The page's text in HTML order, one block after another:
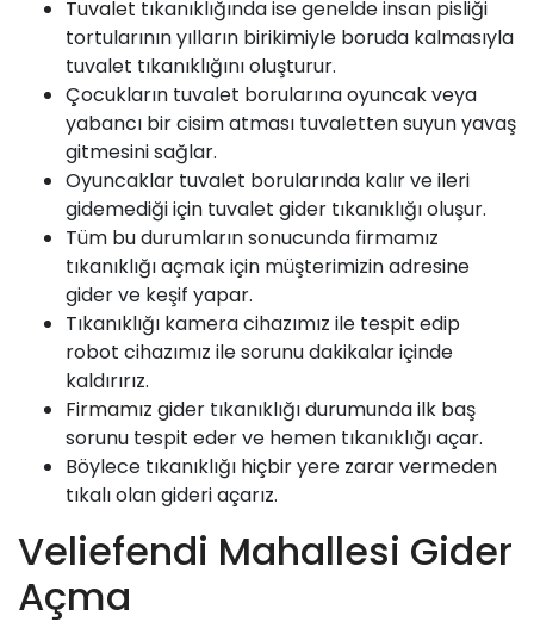
Tuvalet tıkanıklığında ise genelde insan pisliği
tortularının yılların birikimiyle boruda kalmasıyla
tuvalet tıkanıklığını oluşturur.
Çocukların tuvalet borularına oyuncak veya
yabancı bir cisim atması tuvaletten suyun yavaş
gitmesini sağlar.
Oyuncaklar tuvalet borularında kalır ve ileri
gidemediği için tuvalet gider tıkanıklığı oluşur.
Tüm bu durumların sonucunda firmamız
tıkanıklığı açmak için müşterimizin adresine
gider ve keşif yapar.
Tıkanıklığı kamera cihazımız ile tespit edip
robot cihazımız ile sorunu dakikalar içinde
kaldırırız.
Firmamız gider tıkanıklığı durumunda ilk baş
sorunu tespit eder ve hemen tıkanıklığı açar.
Böylece tıkanıklığı hiçbir yere zarar vermeden
tıkalı olan gideri açarız.
Veliefendi Mahallesi Gider
Açma